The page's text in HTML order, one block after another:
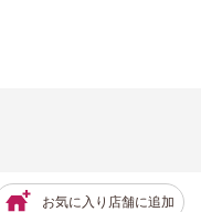
お気に入り店舗に追加